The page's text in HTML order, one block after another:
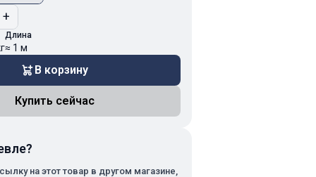
+
Длина
≈ 1 м
В корзину
Купить сейчас
на этот товар в другом магазине,